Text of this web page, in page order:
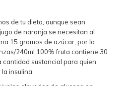
de tu dieta, aunque sean
de naranja se necesitan al
15 gramos de azúcar, por lo
240ml 100% fruta contiene 30
cantidad sustancial para quien
insulina.